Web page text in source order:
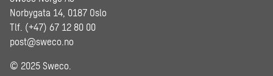
Norbygata 14, 0187 Oslo
Tlf. (+47) 67 12 80 00
post@sweco.no
© 2025 Sweco.